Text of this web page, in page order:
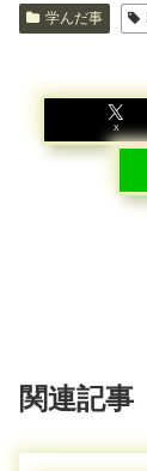
学んだ事
X
関連記事